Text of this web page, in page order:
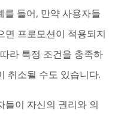
를 들어, 만약 사용자들
면 프로모션이 적용되지
라 특정 조건을 충족하
취소될 수도 있습니다.
들이 자신의 권리와 의